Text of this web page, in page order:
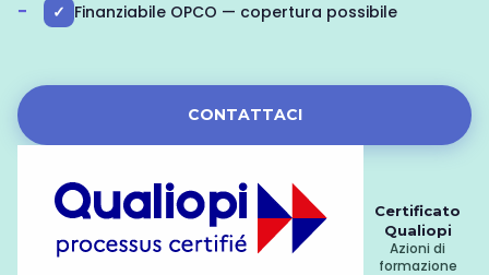
✓ Finanziabile OPCO — copertura possibile
CONTATTACI
Certificato
Qualiopi
Azioni di
formazione